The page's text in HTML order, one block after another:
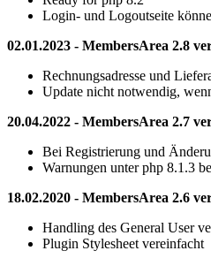
Login- und Logoutseite
02.01.2023 - MembersArea 2.8
Rechnungsadresse und
Update nicht notwendig,
20.04.2022 - MembersArea 2.7
Bei Registrierung und
Warnungen unter php 8.1.3
18.02.2020 - MembersArea 2.6
Handling des General User
Plugin Stylesheet vereinfacht